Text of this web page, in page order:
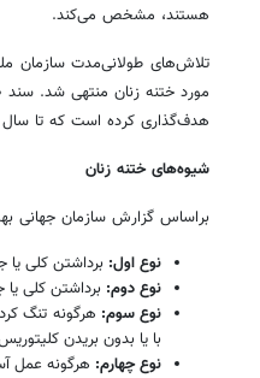
هستند، مشخص می‌کند.
هدف‌گذاری کرده است که تا سال ۲۰۳۰ این عمل برچیده شود.
شیوه‌های ختنه زنان
براساس گزارش سازمان جهانی
نوع اول: برداشتن کلی یا
نوع دوم: برداشتن کلی
نوع سوم: هرگونه تنگ
با یا بدون بریدن
نوع چهارم: هرگونه عمل